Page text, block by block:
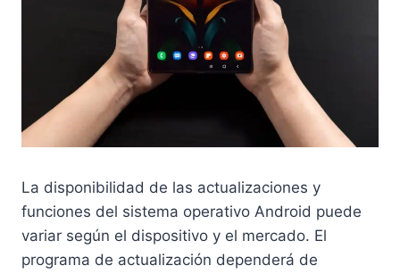
La disponibilidad de las actualizaciones y
funciones del sistema operativo Android puede
variar según el dispositivo y el mercado. El
programa de actualización dependerá de